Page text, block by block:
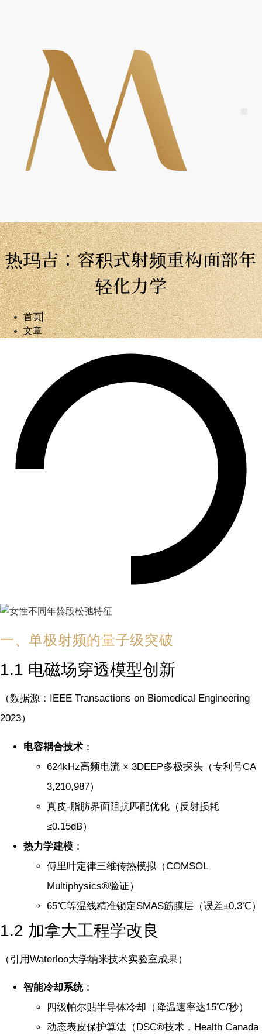
热玛吉：容积式射频重构面部年
轻化力学
首页
文章
一、单极射频的量子级突破
1.1 电磁场穿透模型创新
（数据源：IEEE Transactions on Biomedical Engineering
2023）
电容耦合技术 ：
624kHz高频电流 × 3DEEP多极探头（专利号CA
3,210,987）
真皮-脂肪界面阻抗匹配优化（反射损耗
≤0.15dB）
热力学建模 ：
傅里叶定律三维传热模拟（COMSOL
Multiphysics®验证）
65℃等温线精准锁定SMAS筋膜层（误差±0.3℃）
1.2 加拿大工程学改良
（引用Waterloo大学纳米技术实验室成果）
智能冷却系统：
四级帕尔贴半导体冷却（降温速率达15℃/秒）
动态表皮保护算法（DSC®技术，Health Canada